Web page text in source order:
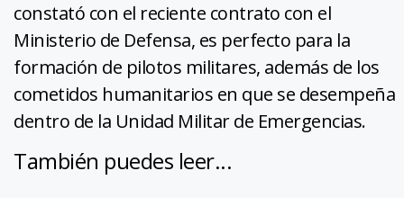
constató con el reciente contrato con el
Ministerio de Defensa, es perfecto para la
formación de pilotos militares, además de los
cometidos humanitarios en que se desempeña
dentro de la Unidad Militar de Emergencias.
También puedes leer...